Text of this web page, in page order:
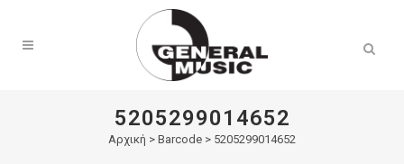
5205299014652
Αρχική > Barcode > 5205299014652